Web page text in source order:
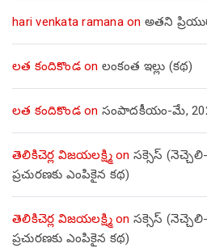
hari venkata ramanaon అతని
లత కందికొండon లంకంత ఇల్లు (కథ)
లత కందికొండon సంపాదకీయం-మే,
తెలికిచెర్ల విజయలక్ష్మిon సక్సెస్
ప్రచురణకు ఎంపికైన కథ)
తెలికిచెర్ల విజయలక్ష్మిon సక్సెస్
ప్రచురణకు ఎంపికైన కథ)